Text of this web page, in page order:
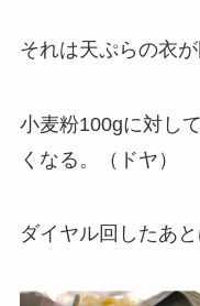
それは天ぷらの衣が
小麦粉100gに対し
くなる。（ドヤ）
ダイヤル回したあ